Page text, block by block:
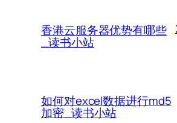
香港云服务器优势有哪些
_读书小站
如何对excel数据进行md5
加密_读书小站